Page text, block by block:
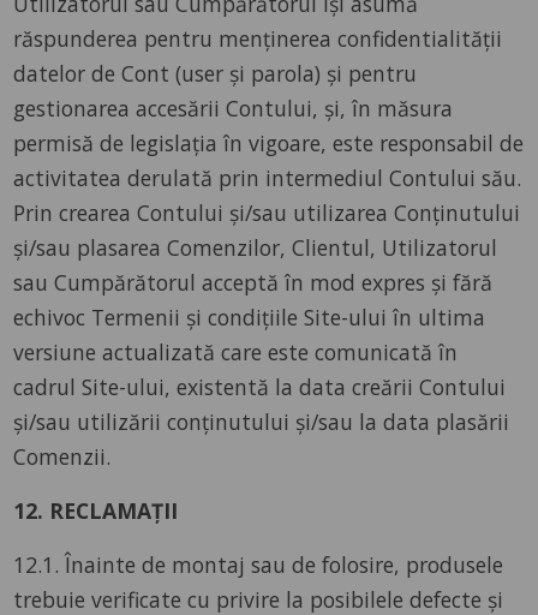
răspunderea pentru menținerea confidentialității
datelor de Cont (user și parola) și pentru
gestionarea accesării Contului, și, în măsura
permisă de legislația în vigoare, este responsabil de
activitatea derulată prin intermediul Contului său.
Prin crearea Contului și/sau utilizarea Conținutului
și/sau plasarea Comenzilor, Clientul, Utilizatorul
sau Cumpărătorul acceptă în mod expres și fără
echivoc Termenii și condițiile Site-ului în ultima
versiune actualizată care este comunicată în
cadrul Site-ului, existentă la data creării Contului
și/sau utilizării conținutului și/sau la data plasării
Comenzii.
12. RECLAMAȚII
12.1. Înainte de montaj sau de folosire, produsele
trebuie verificate cu privire la posibilele defecte și